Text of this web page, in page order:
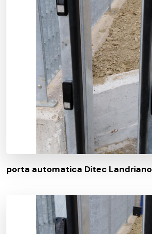
porta automatica Ditec Landriano